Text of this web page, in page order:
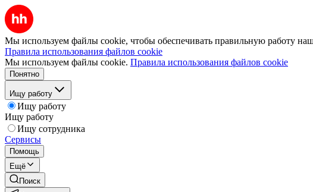
Мы используем файлы cookie, чтобы обеспечивать правильную работу
Правила использования файлов cookie
Мы используем файлы cookie. Правила использования файлов cookie
Понятно
Ищу работу
Ищу работу
Ищу работу
Ищу сотрудника
Сервисы
Помощь
Ещё
Поиск